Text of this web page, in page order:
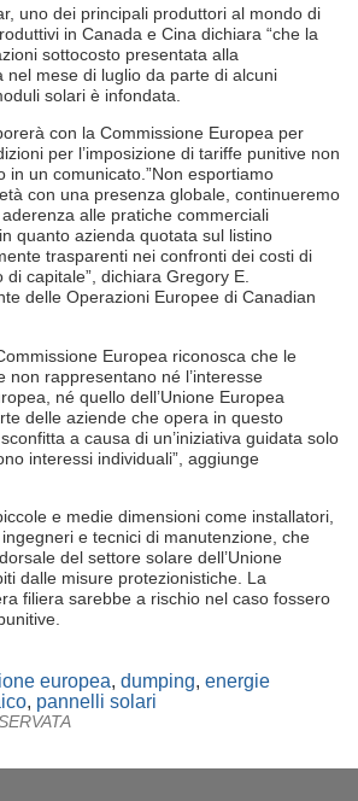
uno dei principali produttori al mondo di
in Canada e Cina dichiara “che la
sottocosto presentata alla
nel mese di luglio da parte di alcuni
solari è infondata.
con la Commissione Europea per
per l’imposizione di tariffe punitive non
in un comunicato.”Non esportiamo
con una presenza globale, continueremo
alle pratiche commerciali
quanto azienda quotata sul listino
trasparenti nei confronti dei costi di
capitale”, dichiara Gregory E.
delle Operazioni Europee di Canadian
Europea riconosca che le
non rappresentano né l’interesse
né quello dell’Unione Europea
delle aziende che opera in questo
a causa di un’iniziativa guidata solo
interessi individuali”, aggiunge
e medie dimensioni come installatori,
e tecnici di manutenzione, che
del settore solare dell’Unione
dalle misure protezionistiche. La
filiera sarebbe a rischio nel caso fossero
europea, dumping, energie
, pannelli solari